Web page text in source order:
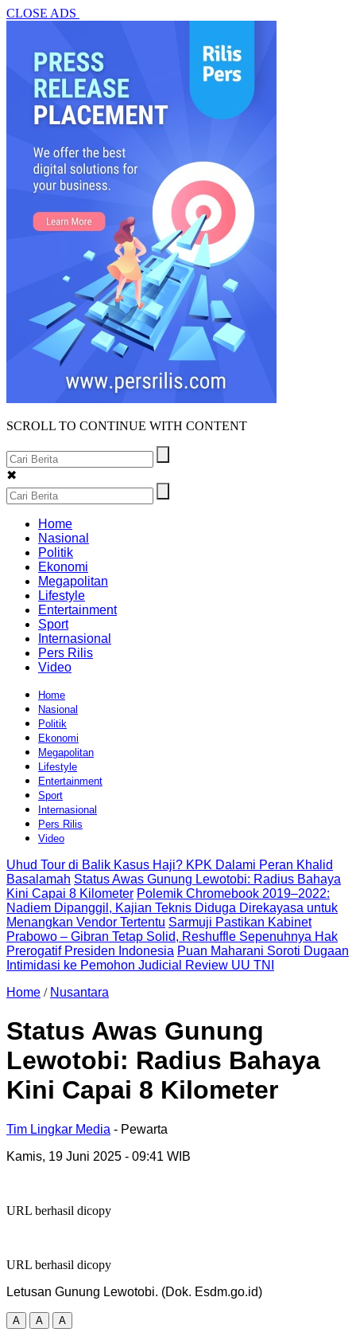
CLOSE ADS
SCROLL TO CONTINUE WITH CONTENT
✖
Home
Nasional
Politik
Ekonomi
Megapolitan
Lifestyle
Entertainment
Sport
Internasional
Pers Rilis
Video
Home
Nasional
Politik
Ekonomi
Megapolitan
Lifestyle
Entertainment
Sport
Internasional
Pers Rilis
Video
Uhud Tour di Balik Kasus Haji? KPK Dalami Peran Khalid
Basalamah Status Awas Gunung Lewotobi: Radius Bahaya
Kini Capai 8 Kilometer Polemik Chromebook 2019–2022:
Nadiem Dipanggil, Kajian Teknis Diduga Direkayasa untuk
Menangkan Vendor Tertentu Sarmuji Pastikan Kabinet
Prabowo – Gibran Tetap Solid, Reshuffle Sepenuhnya Hak
Prerogatif Presiden Indonesia Puan Maharani Soroti Dugaan
Intimidasi ke Pemohon Judicial Review UU TNI
Home / Nusantara
Status Awas Gunung
Lewotobi: Radius Bahaya
Kini Capai 8 Kilometer
Tim Lingkar Media - Pewarta
Kamis, 19 Juni 2025 - 09:41 WIB
URL berhasil dicopy
URL berhasil dicopy
Letusan Gunung Lewotobi. (Dok. Esdm.go.id)
A A A